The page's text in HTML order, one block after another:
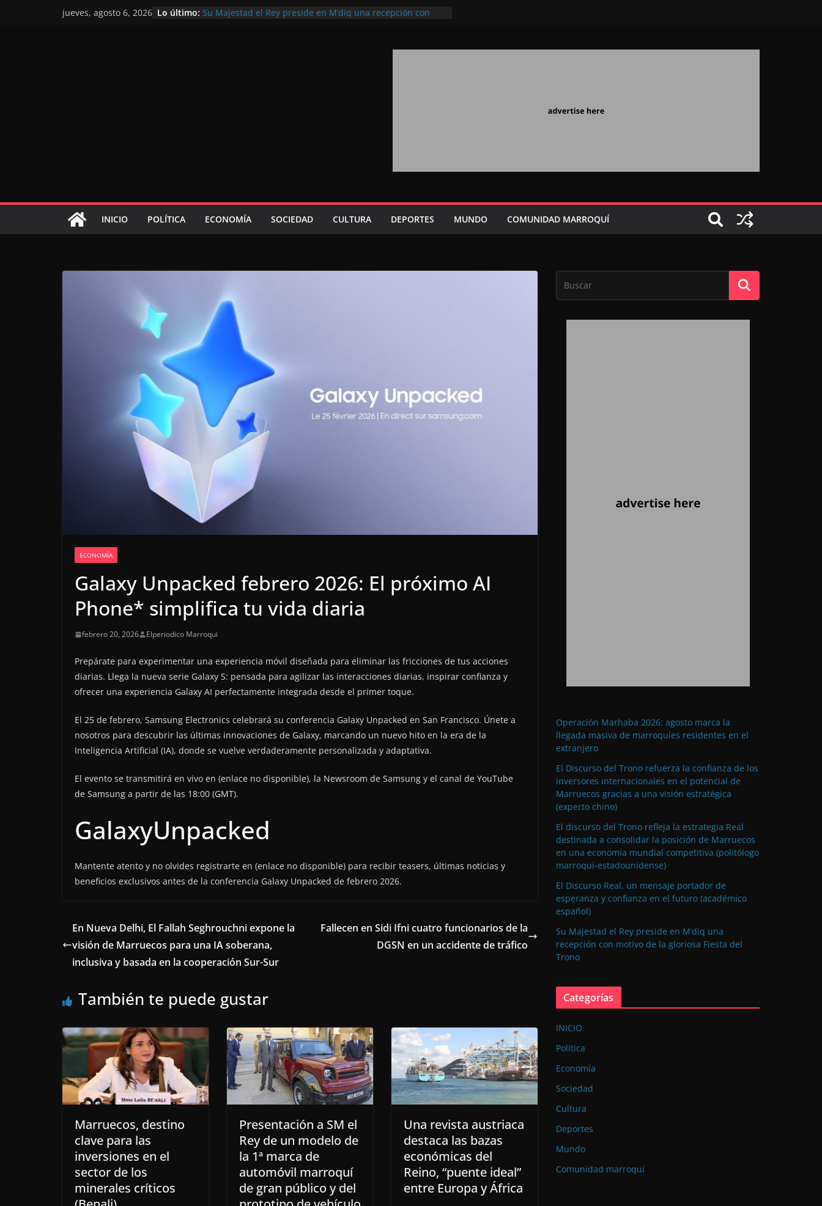
jueves, agosto 6, 2026 Lo último: Su Majestad el Rey preside en M’diq una recepción con
INICIO POLÍTICA ECONOMÍA SOCIEDAD CULTURA DEPORTES MUNDO COMUNIDAD MARROQUÍ
ECONOMÍA
Galaxy Unpacked febrero 2026: El próximo AI
Phone* simplifica tu vida diaria
febrero 20, 2026 Elperiodico Marroqui
Prepárate para experimentar una experiencia móvil diseñada para eliminar las fricciones de tus acciones
diarias. Llega la nueva serie Galaxy S: pensada para agilizar las interacciones diarias, inspirar confianza y
ofrecer una experiencia Galaxy AI perfectamente integrada desde el primer toque.
El 25 de febrero, Samsung Electronics celebrará su conferencia Galaxy Unpacked en San Francisco. Únete a
nosotros para descubrir las últimas innovaciones de Galaxy, marcando un nuevo hito en la era de la
Inteligencia Artificial (IA), donde se vuelve verdaderamente personalizada y adaptativa.
El evento se transmitirá en vivo en (enlace no disponible), la Newsroom de Samsung y el canal de YouTube
de Samsung a partir de las 18:00 (GMT).
GalaxyUnpacked
Mantente atento y no olvides registrarte en (enlace no disponible) para recibir teasers, últimas noticias y
beneficios exclusivos antes de la conferencia Galaxy Unpacked de febrero 2026.
En Nueva Delhi, El Fallah Seghrouchni expone la
visión de Marruecos para una IA soberana,
inclusiva y basada en la cooperación Sur-Sur
Fallecen en Sidi Ifni cuatro funcionarios de la
DGSN en un accidente de tráfico
También te puede gustar
Marruecos, destino
clave para las
inversiones en el
sector de los
minerales críticos
Presentación a SM el
Rey de un modelo de
la 1ª marca de
automóvil marroquí
de gran público y del
Una revista austriaca
destaca las bazas
económicas del
Reino, “puente ideal”
entre Europa y África
Operación Marhaba 2026: agosto marca la
llegada masiva de marroquíes residentes en el
extranjero
El Discurso del Trono refuerza la confianza de los
inversores internacionales en el potencial de
Marruecos gracias a una visión estratégica
(experto chino)
El discurso del Trono refleja la estrategia Real
destinada a consolidar la posición de Marruecos
en una economía mundial competitiva (politólogo
marroquí-estadounidense)
El Discurso Real, un mensaje portador de
esperanza y confianza en el futuro (académico
español)
Su Majestad el Rey preside en M’diq una
recepción con motivo de la gloriosa Fiesta del
Trono
Categorías
INICIO
Política
Economía
Sociedad
Cultura
Deportes
Mundo
Comunidad marroquí